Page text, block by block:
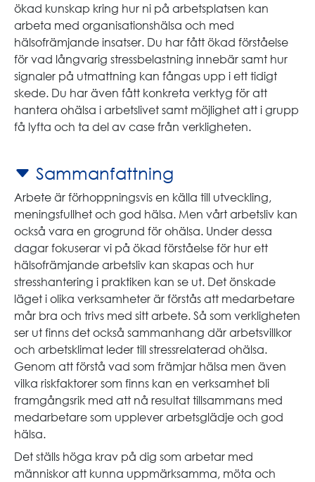
ökad kunskap kring hur ni på arbetsplatsen kan
arbeta med organisationshälsa och med
hälsofrämjande insatser. Du har fått ökad förståelse
för vad långvarig stressbelastning innebär samt hur
signaler på utmattning kan fångas upp i ett tidigt
skede. Du har även fått konkreta verktyg för att
hantera ohälsa i arbetslivet samt möjlighet att i grupp
få lyfta och ta del av case från verkligheten.
Sammanfattning
Arbete är förhoppningsvis en källa till utveckling,
meningsfullhet och god hälsa. Men vårt arbetsliv kan
också vara en grogrund för ohälsa. Under dessa
dagar fokuserar vi på ökad förståelse för hur ett
hälsofrämjande arbetsliv kan skapas och hur
stresshantering i praktiken kan se ut. Det önskade
läget i olika verksamheter är förstås att medarbetare
mår bra och trivs med sitt arbete. Så som verkligheten
ser ut finns det också sammanhang där arbetsvillkor
och arbetsklimat leder till stressrelaterad ohälsa.
Genom att förstå vad som främjar hälsa men även
vilka riskfaktorer som finns kan en verksamhet bli
framgångsrik med att nå resultat tillsammans med
medarbetare som upplever arbetsglädje och god
hälsa.
Det ställs höga krav på dig som arbetar med
människor att kunna uppmärksamma, möta och